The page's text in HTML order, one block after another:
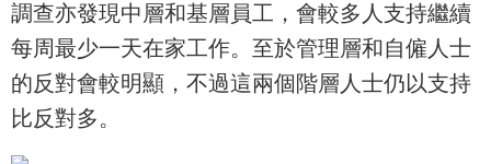
調查亦發現中層和基層員工，會較多人支持繼續
每周最少一天在家工作。至於管理層和自僱人士
的反對會較明顯，不過這兩個階層人士仍以支持
比反對多。